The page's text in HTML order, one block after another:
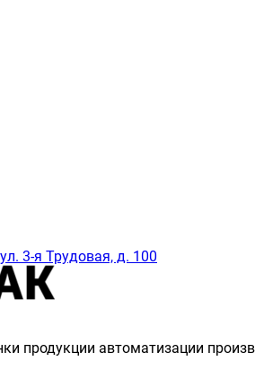
3-я Трудовая, д. 100
продукции автоматизации